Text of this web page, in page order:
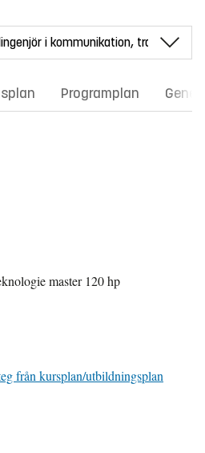
Programplan
master 120 hp
från kursplan/utbildningsplan